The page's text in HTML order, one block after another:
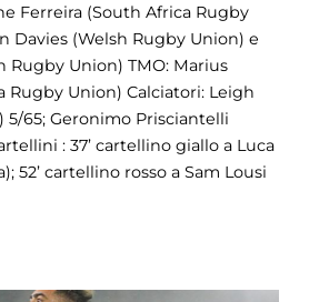
Ferreira (South Africa Rugby
Davies (Welsh Rugby Union) e
Rugby Union) TMO: Marius
Rugby Union) Calciatori: Leigh
5/65; Geronimo Prisciantelli
: 37’ cartellino giallo a Luca
52’ cartellino rosso a Sam Lousi